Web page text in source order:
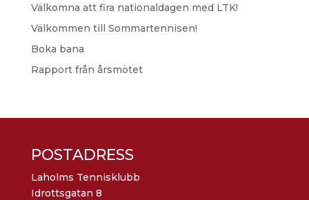
Välkomna att fira nationaldagen med LTK!
Välkommen till Sommartennisen!
Boka bana
Rapport från årsmötet
POSTADRESS
Laholms Tennisklubb
Idrottsgatan 8